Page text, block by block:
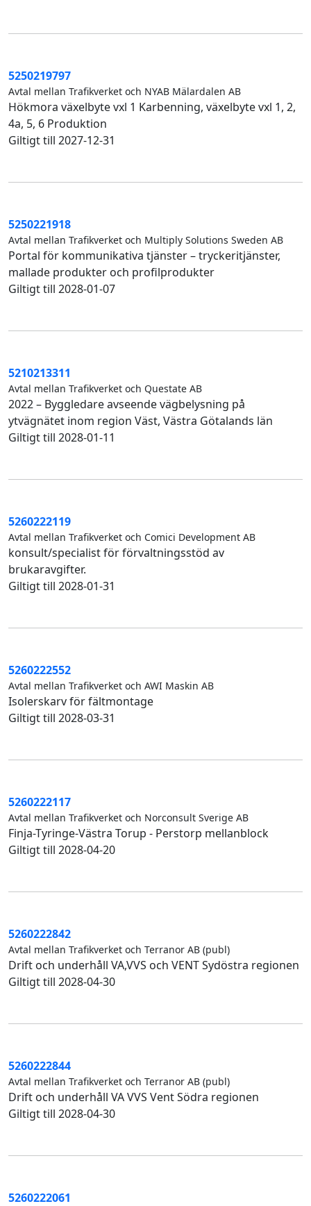
5250219797
Avtal mellan Trafikverket och NYAB Mälardalen AB
Hökmora växelbyte vxl 1 Karbenning, växelbyte vxl 1, 2,
4a, 5, 6 Produktion
Giltigt till 2027-12-31
5250221918
Avtal mellan Trafikverket och Multiply Solutions Sweden AB
Portal för kommunikativa tjänster – tryckeritjänster,
mallade produkter och profilprodukter
Giltigt till 2028-01-07
5210213311
Avtal mellan Trafikverket och Questate AB
2022 – Byggledare avseende vägbelysning på
ytvägnätet inom region Väst, Västra Götalands län
Giltigt till 2028-01-11
5260222119
Avtal mellan Trafikverket och Comici Development AB
konsult/specialist för förvaltningsstöd av
brukaravgifter.
Giltigt till 2028-01-31
5260222552
Avtal mellan Trafikverket och AWI Maskin AB
Isolerskarv för fältmontage
Giltigt till 2028-03-31
5260222117
Avtal mellan Trafikverket och Norconsult Sverige AB
Finja-Tyringe-Västra Torup - Perstorp mellanblock
Giltigt till 2028-04-20
5260222842
Avtal mellan Trafikverket och Terranor AB (publ)
Drift och underhåll VA,VVS och VENT Sydöstra regionen
Giltigt till 2028-04-30
5260222844
Avtal mellan Trafikverket och Terranor AB (publ)
Drift och underhåll VA VVS Vent Södra regionen
Giltigt till 2028-04-30
5260222061